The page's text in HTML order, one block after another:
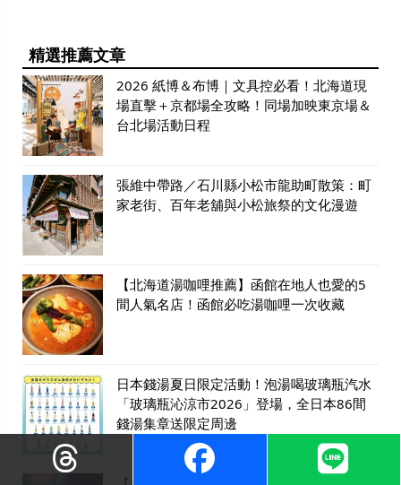
精選推薦文章
2026 紙博＆布博｜文具控必看！北海道現
場直擊＋京都場全攻略！同場加映東京場＆
台北場活動日程
張維中帶路／石川縣小松市龍助町散策：町
家老街、百年老舖與小松旅祭的文化漫遊
【北海道湯咖哩推薦】函館在地人也愛的5
間人氣名店！函館必吃湯咖哩一次收藏
日本錢湯夏日限定活動！泡湯喝玻璃瓶汽水
「玻璃瓶沁涼市2026」登場，全日本86間
錢湯集章送限定周邊